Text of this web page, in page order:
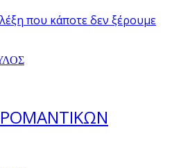
που κάποτε δεν ξέρουμε